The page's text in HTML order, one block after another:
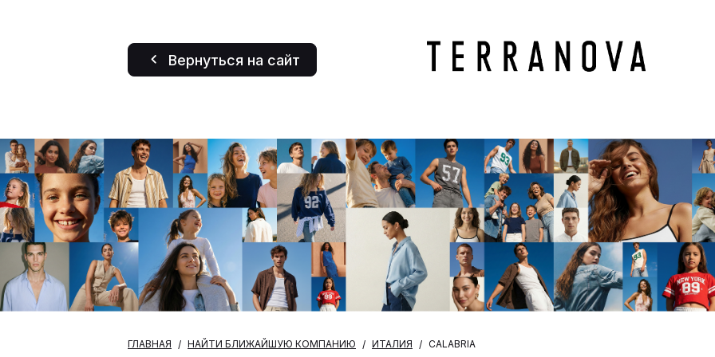
Вернуться на сайт
ГЛАВНАЯ НАЙТИ БЛИЖАЙШУЮ КОМПАНИЮ ИТАЛИЯ CALABRIA